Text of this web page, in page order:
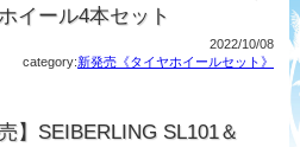
イール4本セット
2022/10/08
category:新発売《タイヤホイールセット》
売】SEIBERLING SL101＆